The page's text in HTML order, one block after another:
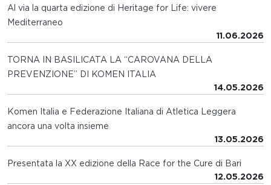
Al via la quarta edizione di Heritage for Life: vivere
Mediterraneo
11.06.2026
TORNA IN BASILICATA LA “CAROVANA DELLA
PREVENZIONE” DI KOMEN ITALIA
14.05.2026
Komen Italia e Federazione Italiana di Atletica Leggera
ancora una volta insieme
13.05.2026
Presentata la XX edizione della Race for the Cure di Bari
12.05.2026